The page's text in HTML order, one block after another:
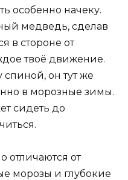
особенно начеку.
медведь, сделав
в стороне от
твоё движение.
спиной, он тут же
в морозные зимы.
сидеть до
отличаются от
морозы и глубокие